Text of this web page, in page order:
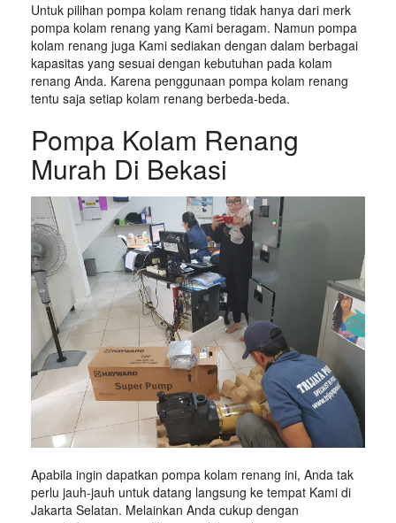
Untuk pilihan pompa kolam renang tidak hanya dari merk
pompa kolam renang yang Kami beragam. Namun pompa
kolam renang juga Kami sediakan dengan dalam berbagai
kapasitas yang sesuai dengan kebutuhan pada kolam
renang Anda. Karena penggunaan pompa kolam renang
tentu saja setiap kolam renang berbeda-beda.
Pompa Kolam Renang
Murah Di Bekasi
Apabila ingin dapatkan pompa kolam renang ini, Anda tak
perlu jauh-jauh untuk datang langsung ke tempat Kami di
Jakarta Selatan. Melainkan Anda cukup dengan